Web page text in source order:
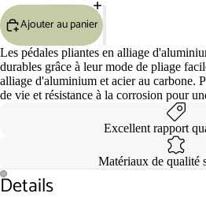
Ajouter au panier
Les pédales pliantes en alliage
durables grâce à leur mode de pliage
alliage d'aluminium et acier au carbone.
de vie et résistance à la corrosion pour
Excellent rapport
Matériaux de qualité
Details